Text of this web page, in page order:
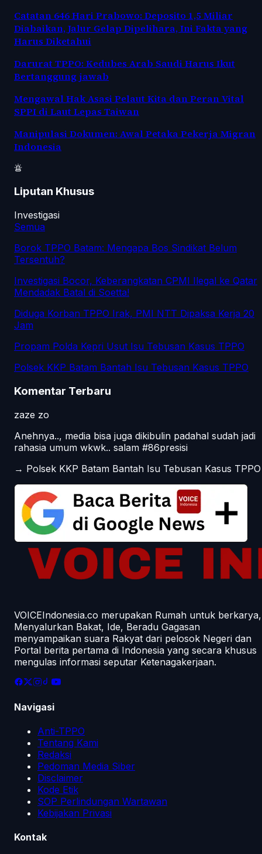
Catatan 646 Hari Prabowo: Deposito 1,5 Miliar
Diabaikan, Jalur Gelap Dipelihara, Ini Fakta yang
Harus Diketahui
Darurat TPPO: Kedubes Arab Saudi Harus Ikut
Bertanggung jawab
Mengawal Hak Asasi Pelaut Kita dan Peran Vital
SPPI di Laut Lepas Taiwan
Manipulasi Dokumen: Awal Petaka Pekerja Migran
Indonesia
Liputan Khusus
Investigasi
Semua
Borok TPPO Batam: Mengapa Bos Sindikat Belum
Tersentuh?
Investigasi Bocor, Keberangkatan CPMI Ilegal ke Qatar
Mendadak Batal di Soetta!
Diduga Korban TPPO Irak, PMI NTT Dipaksa Kerja 20
Jam
Propam Polda Kepri Usut Isu Tebusan Kasus TPPO
Polsek KKP Batam Bantah Isu Tebusan Kasus TPPO
Komentar Terbaru
zaze zo
Anehnya.., media bisa juga dikibulin padahal sudah jadi
rahasia umum wkwk.. salam #86presisi
→ Polsek KKP Batam Bantah Isu Tebusan Kasus TPPO
VOICEIndonesia.co merupakan Rumah untuk berkarya,
Menyalurkan Bakat, Ide, Beradu Gagasan
menyampaikan suara Rakyat dari pelosok Negeri dan
Portal berita pertama di Indonesia yang secara khusus
mengulas informasi seputar Ketenagakerjaan.
Navigasi
Anti-TPPO
Tentang Kami
Redaksi
Pedoman Media Siber
Disclaimer
Kode Etik
SOP Perlindungan Wartawan
Kebijakan Privasi
Kontak